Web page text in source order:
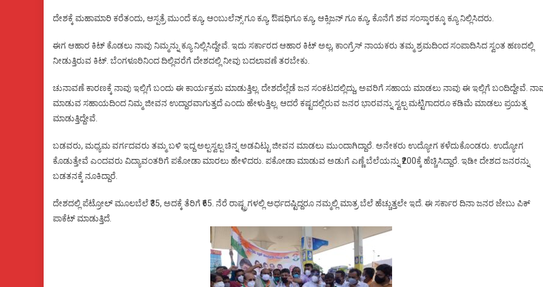
ದೇಶಕ್ಕೆ ಮಹಾಮಾರಿ ಕರೆತಂದು, ಆಸ್ಪತ್ರೆ ಮುಂದೆ ಕ್ಯೂ, ಆಂಬುಲೆನ್ಸ್ ಗೂ ಕ್ಯೂ, ಔಷಧಿಗೂ ಕ್ಯೂ, ಆಕ್ಸಿಜನ್ ಗೂ ಕ್ಯೂ, ಕೊನೆಗೆ ಶವ ಸಂಸ್ಕಾರಕ್ಕೂ ಕ್ಯೂ ನಿಲ್ಲಿಸಿದರು.
ಈಗ ಆಹಾರ ಕಿಟ್ ಕೊಡಲು ನಾವು ನಿಮ್ಮನ್ನು ಕ್ಯೂ ನಿಲ್ಲಿಸಿದ್ದೇವೆ. ಇದು ಸರ್ಕಾರದ ಆಹಾರ ಕಿಟ್ ಅಲ್ಲ, ಕಾಂಗ್ರೆಸ್ ನಾಯಕರು ತಮ್ಮ ಶ್ರಮದಿಂದ ಸಂಪಾದಿಸಿದ ಸ್ವಂತ ಹಣದಲ್ಲಿ
ನೀಡುತ್ತಿರುವ ಕಿಟ್. ಬೆಂಗಳೂರಿನಿಂದ ದಿಲ್ಲಿವರೆಗೆ ದೇಶದಲ್ಲಿ ನೀವು ಬದಲಾವಣೆ ತರಬೇಕು.
ಚುನಾವಣೆ ಕಾರಣಕ್ಕೆ ನಾವು ಇಲ್ಲಿಗೆ ಬಂದು ಈ ಕಾರ್ಯಕ್ರಮ ಮಾಡುತ್ತಿಲ್ಲ. ದೇಶದೆಲ್ಲೆಡೆ ಜನ ಸಂಕಟದಲ್ಲಿದ್ದು, ಅವರಿಗೆ ಸಹಾಯ ಮಾಡಲು ನಾವು ಈ ಇಲ್ಲಿಗೆ ಬಂದಿದ್ದೇವೆ.
ಮಾಡುವ ಸಹಾಯದಿಂದ ನಿಮ್ಮ ಜೀವನ ಉದ್ದಾರವಾಗುತ್ತದೆ ಎಂದು ಹೇಳುತ್ತಿಲ್ಲ. ಆದರೆ ಕಷ್ಟದಲ್ಲಿರುವ ಜನರ ಭಾರವನ್ನು ಸ್ವಲ್ಪ ಮಟ್ಟಿಗಾದರೂ ಕಡಿಮೆ ಮಾಡಲು ಪ್ರಯತ್ನ
ಮಾಡುತ್ತಿದ್ದೇವೆ.
ಬಡವರು, ಮಧ್ಯಮ ವರ್ಗದವರು ತಮ್ಮ ಬಳಿ ಇದ್ದ ಅಲ್ಪಸ್ವಲ್ಪ ಚಿನ್ನ ಅಡವಿಟ್ಟು ಜೀವನ ಮಾಡಲು ಮುಂದಾಗಿದ್ದಾರೆ. ಅನೇಕರು ಉದ್ಯೋಗ ಕಳೆದುಕೊಂಡರು. ಉದ್ಯೋಗ
ಕೊಡುತ್ತೇವೆ ಎಂದವರು ವಿದ್ಯಾವಂತರಿಗೆ ಪಕೋಡಾ ಮಾರಲು ಹೇಳಿದರು. ಪಕೋಡಾ ಮಾಡುವ ಅಡುಗೆ ಎಣ್ಣೆ ಬೆಲೆಯನ್ನು ₹200ಕ್ಕೆ ಹೆಚ್ಚಿಸಿದ್ದಾರೆ. ಇಡೀ ದೇಶದ ಜನರನ್ನು
ಬಡತನಕ್ಕೆ ನೂಕಿದ್ದಾರೆ.
ದೇಶದಲ್ಲಿ ಪೆಟ್ರೋಲ್ ಮೂಲಬೆಲೆ ₹35, ಅದಕ್ಕೆ ತೆರಿಗೆ ₹65. ನೆರೆ ರಾಷ್ಟ್ರಗಳಲ್ಲಿ ಅರ್ಧದಷ್ಟಿದ್ದರೂ ನಮ್ಮಲ್ಲಿ ಮಾತ್ರ ಬೆಲೆ ಹೆಚ್ಚುತ್ತಲೇ ಇದೆ. ಈ ಸರ್ಕಾರ ದಿನಾ ಜನರ ಜೇಬು ಪಿಕ್
ಪಾಕೆಟ್ ಮಾಡುತ್ತಿದೆ.